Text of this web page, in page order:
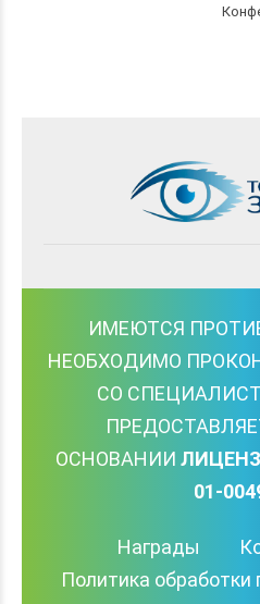
ИМЕЮТСЯ
НЕОБХОДИМО
СО
ОСНОВАНИИ
01-
Награды
Политика обработки